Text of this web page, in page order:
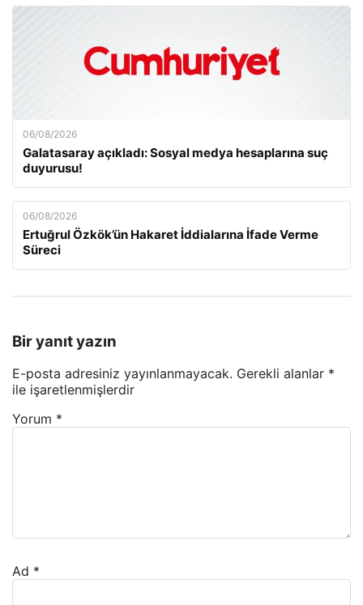
06/08/2026
Galatasaray açıkladı: Sosyal medya hesaplarına suç
duyurusu!
06/08/2026
Ertuğrul Özkök’ün Hakaret İddialarına İfade Verme
Süreci
Bir yanıt yazın
E-posta adresiniz yayınlanmayacak. Gerekli alanlar *
ile işaretlenmişlerdir
Yorum *
Ad *